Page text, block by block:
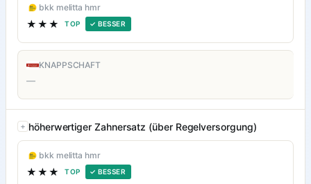
bkk melitta hmr
★★★ TOP ✓ BESSER
KNAPPSCHAFT
—
höherwertiger Zahnersatz (über Regelversorgung)
bkk melitta hmr
★★★ TOP ✓ BESSER